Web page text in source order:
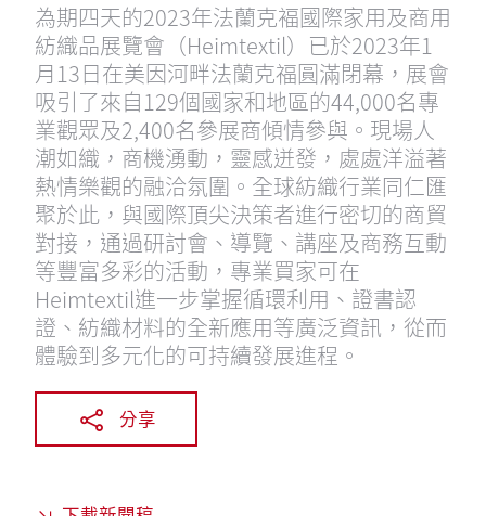
為期四天的2023年法蘭克褔國際家用及商用
紡織品展覽會（Heimtextil）已於2023年1
月13日在美因河畔法蘭克福圓滿閉幕，展會
吸引了來自129個國家和地區的44,000名專
業觀眾及2,400名參展商傾情參與。現場人
潮如織，商機湧動，靈感迸發，處處洋溢著
熱情樂觀的融洽氛圍。全球紡織行業同仁匯
聚於此，與國際頂尖決策者進行密切的商貿
對接，通過研討會、導覽、講座及商務互動
等豐富多彩的活動，專業買家可在
Heimtextil進一步掌握循環利用、證書認
證、紡織材料的全新應用等廣泛資訊，從而
體驗到多元化的可持續發展進程。
分享